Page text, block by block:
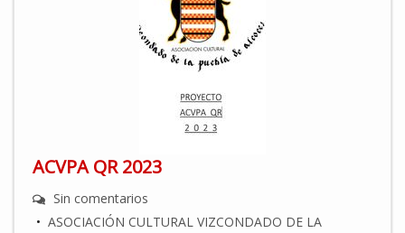
ACVPA QR 2023
Sin comentarios
• ASOCIACIÓN CULTURAL VIZCONDADO DE LA